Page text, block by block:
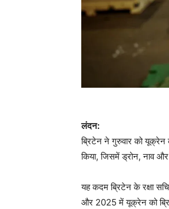
लंदन:
ब्रिटेन ने गुरुवार को
किया, जिसमें ड्रोन, नाव और
यह कदम ब्रिटेन के रक्षा
और 2025 में यूक्रेन को